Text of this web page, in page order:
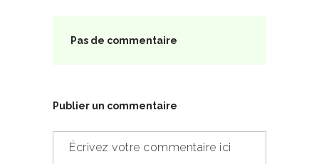
Pas de commentaire
Publier un commentaire